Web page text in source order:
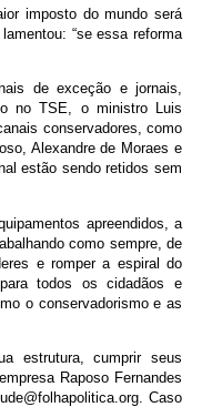
imposto do mundo será
“se essa reforma
de exceção e jornais,
no TSE, o ministro Luis
conservadores, como
Alexandre de Moraes e
estão sendo retidos sem
apreendidos, a
como sempre, de
e romper a espiral do
todos os cidadãos e
o conservadorismo e as
estrutura, cumprir seus
Raposo Fernandes
Caso